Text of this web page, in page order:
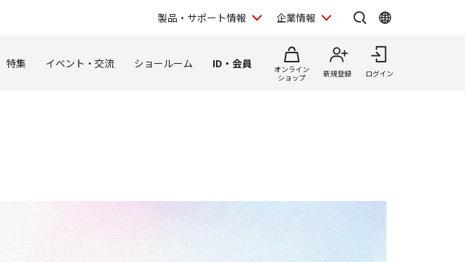
製品・サポート情報 企業情報
特集 イベント・交流 ショールーム ID・会員
オンライン
ショップ
新規登録 ログイン